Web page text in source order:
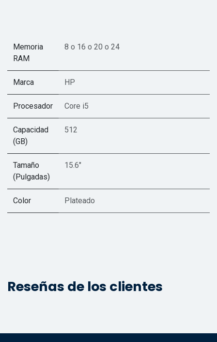
Memoria
RAM
8 o 16 o 20 o 24
Marca HP
Procesador Core i5
Capacidad
(GB)
512
Tamaño
(Pulgadas)
15.6"
Color Plateado
Reseñas de los clientes